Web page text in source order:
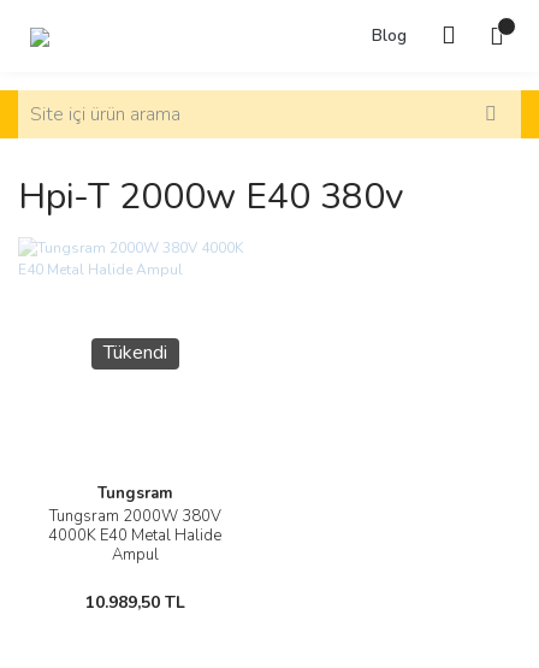
Blog
Hpi-T 2000w E40 380v
Tükendi
Tungsram
Tungsram 2000W 380V
4000K E40 Metal Halide
Ampul
10.989,50 TL